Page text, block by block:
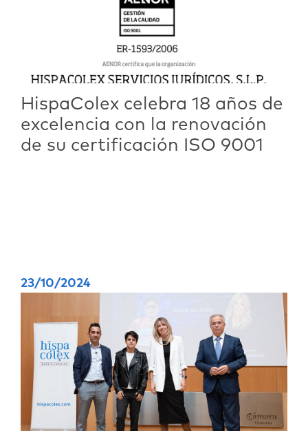
HispaColex celebra 18 años de
excelencia con la renovación
de su certificación ISO 9001
23/10/2024